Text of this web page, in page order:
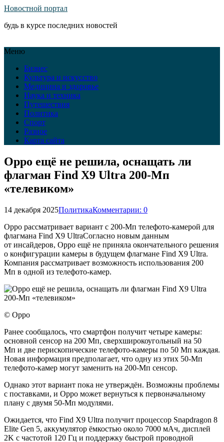
Новостной портал
будь в курсе последних новостей
Меню
Бизнес
Культура и искусство
Медицина и здоровье
Наука и техника
Путешествия
Политика
Спорт
Разное
Карта сайта
Oppo ещё не решила, оснащать ли
флагман Find X9 Ultra 200-Мп
«телевиком»
14 декабря 2025ПолитикаКомментарии: 0
Oppo рассматривает вариант с 200-Мп телефото-камерой для
флагмана Find X9 UltraСогласно новым данным
от инсайдеров, Oppo ещё не приняла окончательного решения
о конфигурации камеры в будущем флагмане Find X9 Ultra.
Компания рассматривает возможность использования 200
Мп в одной из телефото-камер.
© Oppo
Ранее сообщалось, что смартфон получит четыре камеры:
основной сенсор на 200 Мп, сверхширокоугольный на 50
Мп и две перископические телефото-камеры по 50 Мп каждая.
Новая информация предполагает, что одну из этих 50-Мп
телефото-камер могут заменить на 200-Мп сенсор.
Однако этот вариант пока не утверждён. Возможны проблемы
с поставками, и Oppo может вернуться к первоначальному
плану с двумя 50-Мп модулями.
Ожидается, что Find X9 Ultra получит процессор Snapdragon 8
Elite Gen 5, аккумулятор ёмкостью около 7000 мАч, дисплей
2K с частотой 120 Гц и поддержку быстрой проводной